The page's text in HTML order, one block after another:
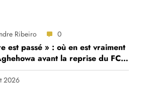
Ribeiro 0
est passé » : où en est vraiment
avant la reprise du FC
2026